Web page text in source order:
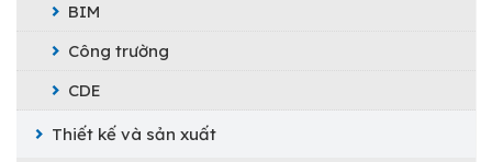
BIM
Công trường
CDE
Thiết kế và sản xuất